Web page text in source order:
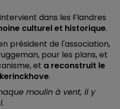
dans les Flandres
culturel et historique.
président de l'association,
pour les plans, et
et a reconstruit le
.
moulin à vent, il y